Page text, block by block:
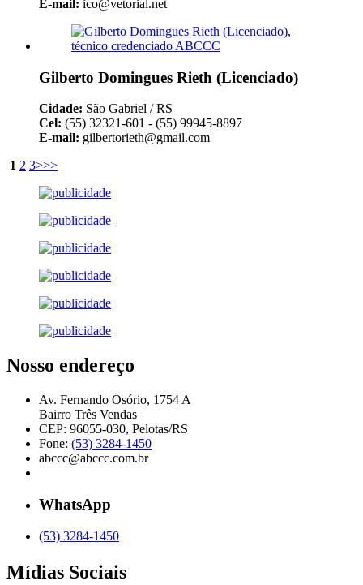
E-mail: ico@vetorial.net
Gilberto Domingues Rieth (Licenciado)
Cidade: São Gabriel / RS
Cel: (55) 32321-601 - (55) 99945-8897
E-mail: gilbertorieth@gmail.com
1 2 3>>>
Nosso endereço
Av. Fernando Osório, 1754 A
Bairro Três Vendas
CEP: 96055-030, Pelotas/RS
Fone: (53) 3284-1450
abccc@abccc.com.br
WhatsApp
(53) 3284-1450
Mídias Sociais